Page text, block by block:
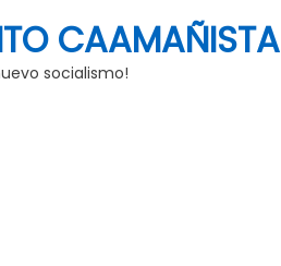
CAAMAÑISTA
socialismo!